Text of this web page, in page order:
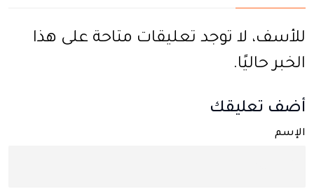
للأسف، لا توجد تعليقات متاحة على هذا
الخبر حاليًا.
أضف تعليقك
الإسم